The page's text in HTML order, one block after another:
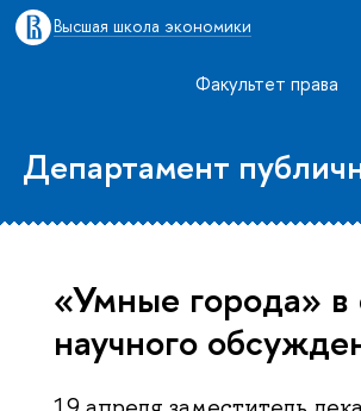
Высшая школа экономики
Факультет права
Департамент
«Умные города» в
научного